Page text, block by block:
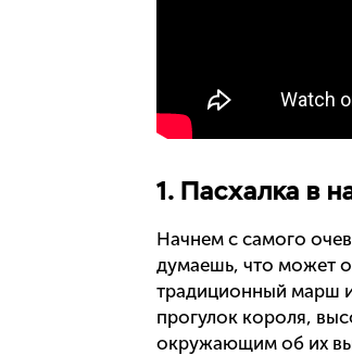
1. Пасхалка в
Начнем с самого
думаешь, что может
традиционный марш
прогулок короля,
окружающим об их